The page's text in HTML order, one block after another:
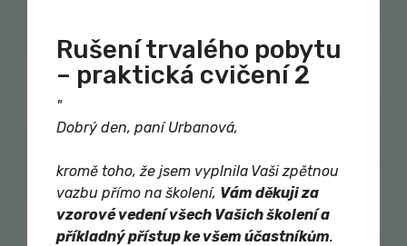
Rušení trvalého pobytu
– praktická cvičení 2
"
Dobrý den, paní Urbanová,
kromě toho, že jsem vyplnila Vaši zpětnou
vazbu přímo na školení, Vám děkuji za
vzorové vedení všech Vašich školení a
příkladný přístup ke všem účastníkům.